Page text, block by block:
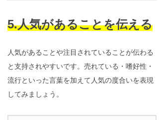
5.人気があることを伝える
人気があることや注目されていることが伝わる
と支持されやすいです。売れている・嗜好性・
流行といった言葉を加えて人気の度合いを表現
してみましょう。